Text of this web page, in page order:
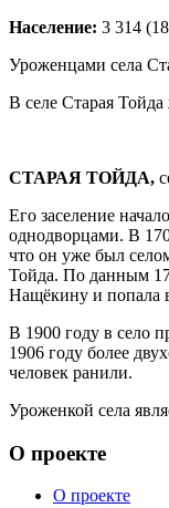
Население: 3 314
Уроженцами села
В селе Старая
СТАРАЯ ТОЙДА,
Его заселение
однодворцами. В
что он уже был
Тойда. По данным
Нащёкину и попала
В 1900 году в село
1906 году более
человек ранили.
Уроженкой села
О проекте
О проекте